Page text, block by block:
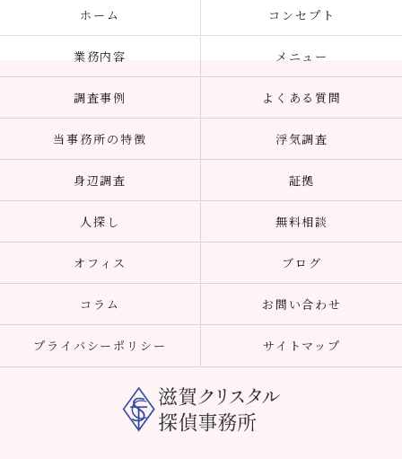
ホーム コンセプト
業務内容 メニュー
調査事例 よくある質問
当事務所の特徴 浮気調査
身辺調査 証拠
人探し 無料相談
オフィス ブログ
コラム お問い合わせ
プライバシーポリシー サイトマップ